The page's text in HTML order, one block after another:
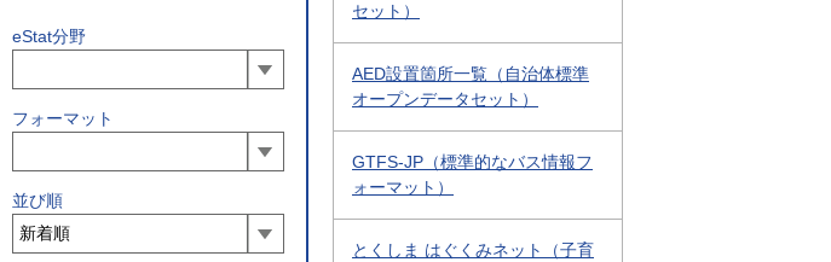
eStat分野
フォーマット
並び順
セット）
AED設置箇所一覧（自治体標準
オープンデータセット）
GTFS-JP（標準的なバス情報フ
ォーマット）
とくしま はぐくみネット（子育